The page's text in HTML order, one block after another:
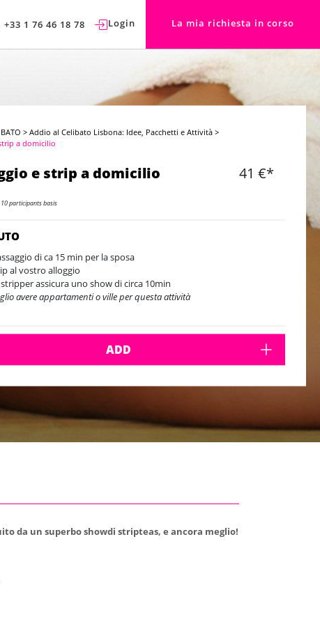
+33 1 76 46 18 78 Login La mia richiesta in corso
>Addio al Celibato Lisbona: Idee, Pacchetti e Attività >
a domicilio
e strip a domicilio 41 €*
participants basis
di ca 15 min per la sposa
al vostro alloggio
assicura uno show di circa 10min
avere appartamenti o ville per questa attività
ADD
da un superbo showdi stripteas, e ancora meglio!